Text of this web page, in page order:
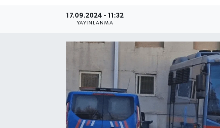
17.09.2024 - 11:32
YAYINLANMA
Resmi Reklam
Röportajlar